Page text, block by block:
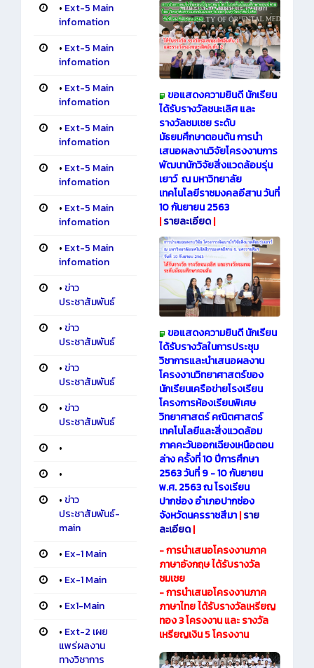
• Ext-5 Main
infomation
• Ext-5 Main
infomation
• Ext-5 Main
infomation
• Ext-5 Main
infomation
• Ext-5 Main
infomation
• Ext-5 Main
infomation
• Ext-5 Main
infomation
• ข่าว
ประชาสัมพันธ์
• ข่าว
ประชาสัมพันธ์
• ข่าว
ประชาสัมพันธ์
• ข่าว
ประชาสัมพันธ์
•
•
• ข่าว
ประชาสัมพันธ์-
main
• Ex-1 Main
• Ex-1 Main
• Ex1-Main
• Ext-2 เผย
แพร่ผลงาน
ทางวิชาการ
ขอแสดงความยินดี นักเรียน
ได้รับรางวัลชนะเลิศ และ
รางวัลชมเชย ระดับ
มัธยมศึกษาตอนต้น การนำ
เสนอผลงานวิจัยโครงงานการ
พัฒนานักวิจัยสิ่งแวดล้อมรุ่น
เยาว์ ณ มหาวิทยาลัย
เทคโนโลยีราชมงคลอีสาน วันที่
10 กันยายน 2563
|รายละเอียด|
ขอแสดงความยินดี นักเรียน
ได้รับรางวัลในการประชุม
วิชาการและนำเสนอผลงาน
โครงงานวิทยาศาสตร์ของ
นักเรียนเครือข่ายโรงเรียน
โครงการห้องเรียนพิเศษ
วิทยาศาสตร์ คณิตศาสตร์
เทคโนโลยีและสิ่งแวดล้อม
ภาคคะวันออกเฉียงเหนือตอน
ล่าง ครั้งที่ 10 ปีการศึกษา
2563 วันที่ 9 - 10 กันยายน
พ.ศ. 2563 ณ โรงเรียน
ปากช่อง อำเภอปากช่อง
จังหวัดนครราชสีมา|ราย
ละเอียด|
- การนำเสนอโครงงานภาค
ภาษาอังกฤษ ได้รับรางวัล
ชมเชย
- การนำเสนอโครงงานภาค
ภาษาไทย ได้รับรางวัลเหรียญ
ทอง 3 โครงงาน และ รางวัล
เหรียญเงิน 5 โครงงาน